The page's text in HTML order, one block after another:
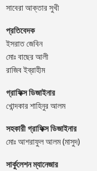
সাবেরা আক্তার সুখী
প্রতিবেদক
ইসরাত জেবিন
মোঃ বাছের আলী
রাজিব ইব্রাহীম
গ্রাফিক্স ডিজাইনার
খোন্দকার শাহিনুর আলম
সহকারী গ্রাফিক্স ডিজাইনার
মোঃ আশরাফুল আলম (মাসুদ)
সার্কুলেশন ম্যানেজার